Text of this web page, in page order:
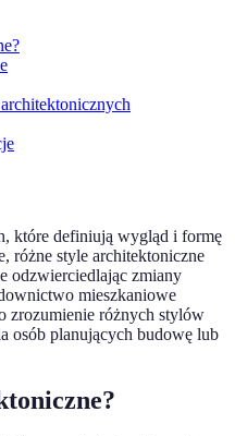
które definiują wygląd i formę
różne style architektoniczne
odzwierciedlając zmiany
mieszkaniowe
zrozumienie różnych stylów
osób planujących budowę lub